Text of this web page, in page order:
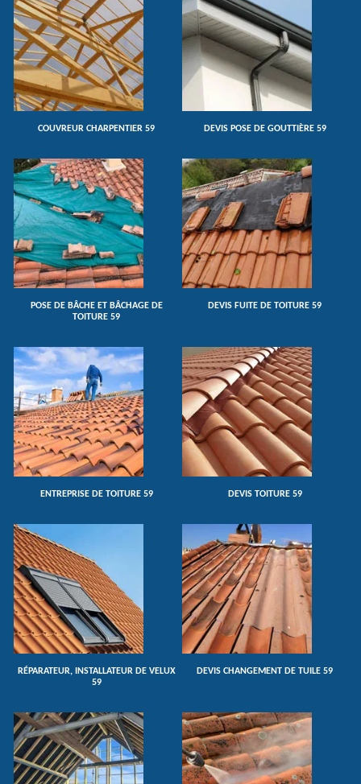
COUVREUR CHARPENTIER 59 DEVIS POSE DE GOUTTIÈRE 59
POSE DE BÂCHE ET BÂCHAGE DE
TOITURE 59
DEVIS FUITE DE TOITURE 59
ENTREPRISE DE TOITURE 59 DEVIS TOITURE 59
RÉPARATEUR, INSTALLATEUR DE VELUX
59
DEVIS CHANGEMENT DE TUILE 59